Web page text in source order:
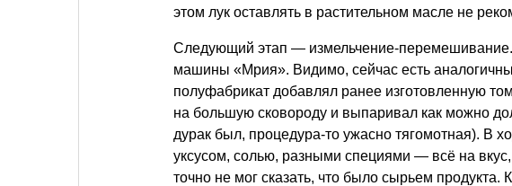
этом лук оставлять в растительном масле не
Следующий этап — измельчение-перемешивание.
машины «Мрия». Видимо, сейчас есть
полуфабрикат добавлял ранее изготовленную
на большую сковороду и выпаривал как можно
дурак был, процедура-то ужасно тягомотная). В
уксусом, солью, разными специями — всё на
точно не мог сказать, что было сырьем продукта.